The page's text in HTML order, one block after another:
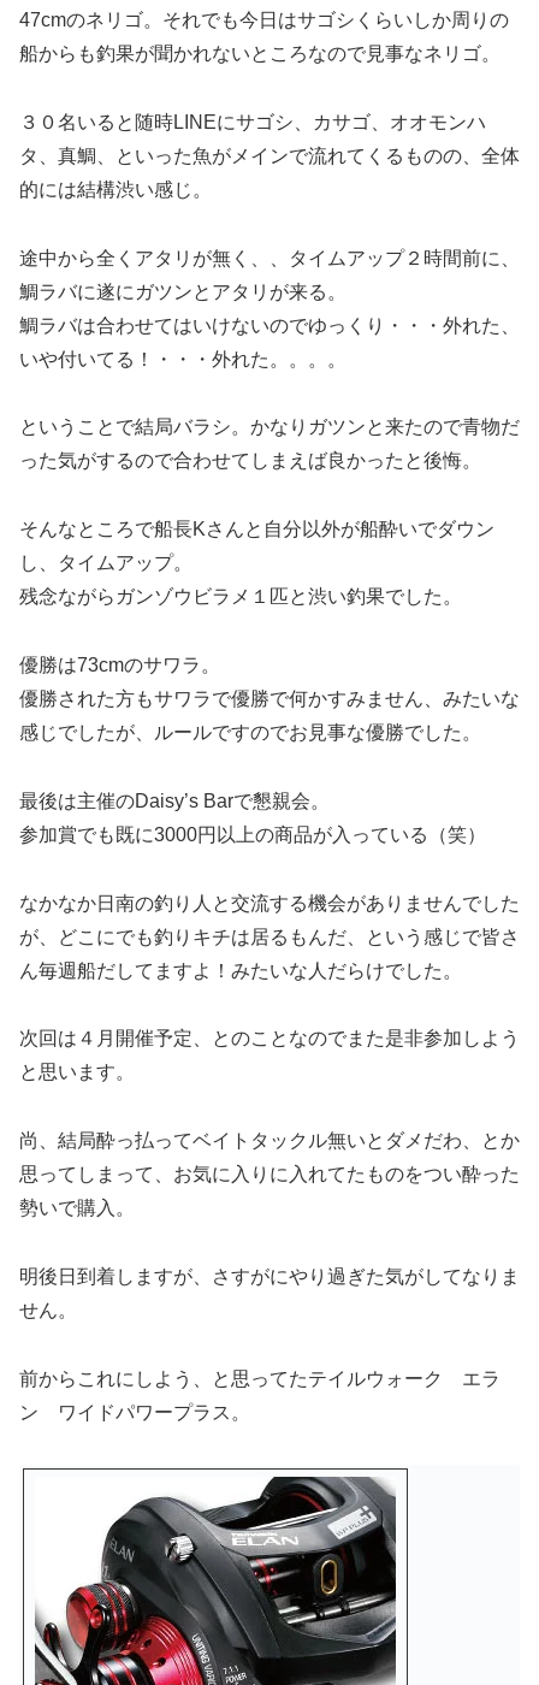
47cmのネリゴ。それでも今日はサゴシくらいしか周りの
船からも釣果が聞かれないところなので見事なネリゴ。
３０名いると随時LINEにサゴシ、カサゴ、オオモンハ
タ、真鯛、といった魚がメインで流れてくるものの、全体
的には結構渋い感じ。
途中から全くアタリが無く、、タイムアップ２時間前に、
鯛ラバに遂にガツンとアタリが来る。
鯛ラバは合わせてはいけないのでゆっくり・・・外れた、
いや付いてる！・・・外れた。。。。
ということで結局バラシ。かなりガツンと来たので青物だ
った気がするので合わせてしまえば良かったと後悔。
そんなところで船長Kさんと自分以外が船酔いでダウン
し、タイムアップ。
残念ながらガンゾウビラメ１匹と渋い釣果でした。
優勝は73cmのサワラ。
優勝された方もサワラで優勝で何かすみません、みたいな
感じでしたが、ルールですのでお見事な優勝でした。
最後は主催のDaisy’s Barで懇親会。
参加賞でも既に3000円以上の商品が入っている（笑）
なかなか日南の釣り人と交流する機会がありませんでした
が、どこにでも釣りキチは居るもんだ、という感じで皆さ
ん毎週船だしてますよ！みたいな人だらけでした。
次回は４月開催予定、とのことなのでまた是非参加しよう
と思います。
尚、結局酔っ払ってベイトタックル無いとダメだわ、とか
思ってしまって、お気に入りに入れてたものをつい酔った
勢いで購入。
明後日到着しますが、さすがにやり過ぎた気がしてなりま
せん。
前からこれにしよう、と思ってたテイルウォーク エラ
ン ワイドパワープラス。